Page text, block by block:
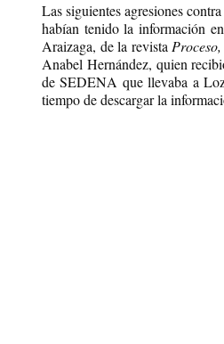
Las siguientes agresiones
habían tenido la información
Araizaga, de la revistaProceso,
Anabel Hernández, quien
de SEDENA que llevaba a
tiempo de descargar la